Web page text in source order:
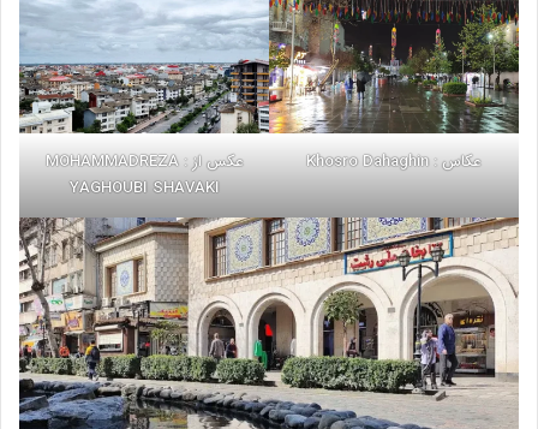
عکاس : Khosro Dahaghin
عکس از : MOHAMMADREZA
YAGHOUBI SHAVAKI